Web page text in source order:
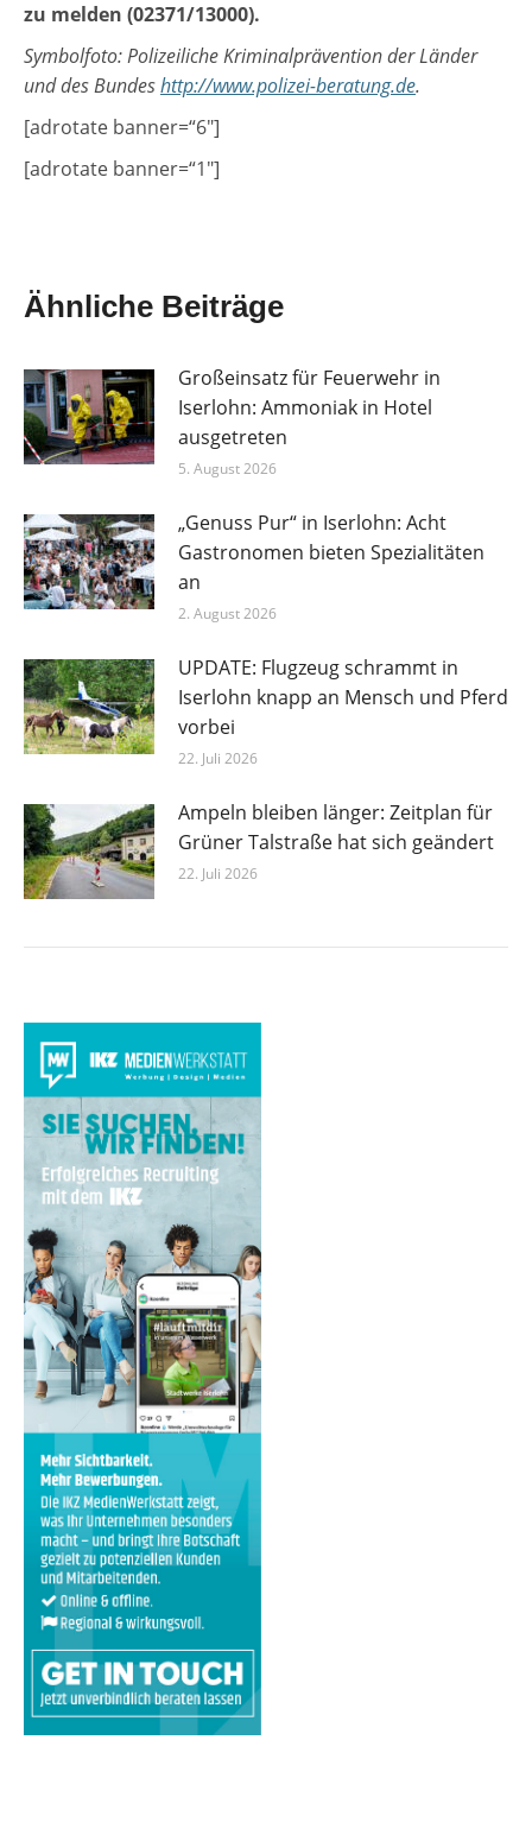
zu melden (02371/13000).
Symbolfoto: Polizeiliche Kriminalprävention der Länder
und des Bundeshttp://www.polizei-beratung.de.
[adrotate banner=“6″]
[adrotate banner=“1″]
Ähnliche Beiträge
Großeinsatz für Feuerwehr in
Iserlohn: Ammoniak in Hotel
ausgetreten
5. August 2026
„Genuss Pur“ in Iserlohn: Acht
Gastronomen bieten Spezialitäten
an
2. August 2026
UPDATE: Flugzeug schrammt in
Iserlohn knapp an Mensch und Pferd
vorbei
22. Juli 2026
Ampeln bleiben länger: Zeitplan für
Grüner Talstraße hat sich geändert
22. Juli 2026